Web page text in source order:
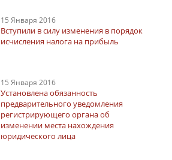
15 Января 2016
Вступили в силу изменения в порядок
исчисления налога на прибыль
15 Января 2016
Установлена обязанность
предварительного уведомления
регистрирующего органа об
изменении места нахождения
юридического лица